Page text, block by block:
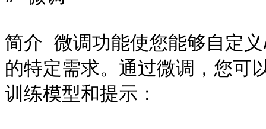
简介 微调功能使您能够自定
的特定需求。通过微调，您可
训练模型和提示：